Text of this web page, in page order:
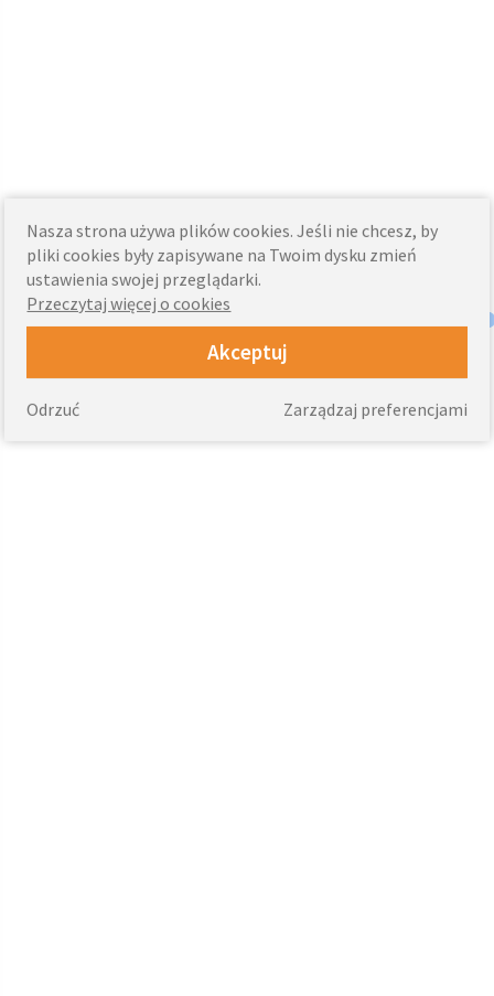
Nasza strona używa plików cookies. Jeśli nie chcesz, by
pliki cookies były zapisywane na Twoim dysku zmień
ustawienia swojej przeglądarki.
Przeczytaj więcej o cookies
Akceptuj
Zarządzaj preferencjami
Odrzuć